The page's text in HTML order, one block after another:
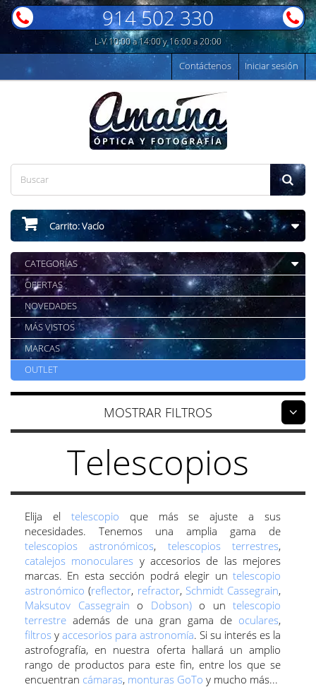
914 502 330
L-V 10:00 a 14:00 y 16:00 a 20:00
Iniciar sesión
Contáctenos
Carrito:Vacío
CATEGORÍAS
OFERTAS
NOVEDADES
MÁS VISTOS
MARCAS
OUTLET
FILTROS
Telescopios
Elija el telescopio que más se ajuste a sus
necesidades. Tenemos una amplia gama de
telescopios astronómicos, telescopios terrestres,
catalejos monoculares y accesorios de las mejores
marcas. En esta sección podrá elegir un telescopio
astronómico (reflector, refractor, Schmidt Cassegrain,
Maksutov Cassegrain o Dobson)o un telescopio
terrestre además de una gran gama de oculares,
filtros y accesorios para astronomía. Si su interés es la
astrofografía, en nuestra oferta hallará un amplio
rango de productos para este fin, entre los que se
encuentran cámaras, monturas GoTo y mucho más...